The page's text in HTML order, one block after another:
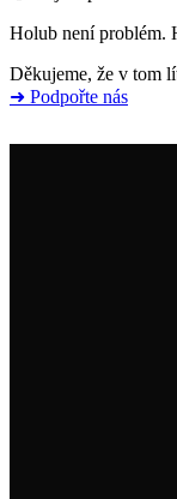
Holub není problém.
Děkujeme, že v tom
➜ Podpořte nás